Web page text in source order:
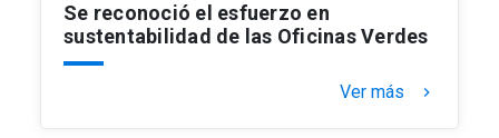
Se reconoció el esfuerzo en
sustentabilidad de las Oficinas Verdes
Ver más keyboard_arrow_right